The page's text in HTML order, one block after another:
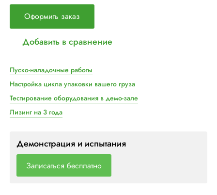
Оформить заказ
Добавить в сравнение
Пуско-наладочные работы
Настройка цикла упаковки вашего груза
Тестирование оборудования в демо-зале
Лизинг на 3 года
Демонстрация и испытания
Записаться бесплатно